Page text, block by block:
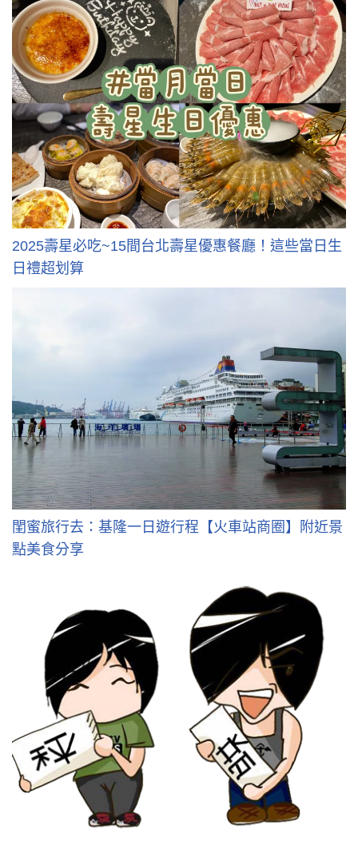
2025壽星必吃~15間台北壽星優惠餐廳！這些當日生
日禮超划算
閨蜜旅行去：基隆一日遊行程【火車站商圈】附近景
點美食分享